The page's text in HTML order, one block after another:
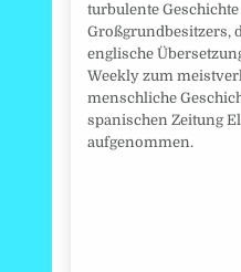
turbulente
Großgrundbesitzers,
englische
Weekly zum
menschliche
spanischen Zeitung
aufgenommen.